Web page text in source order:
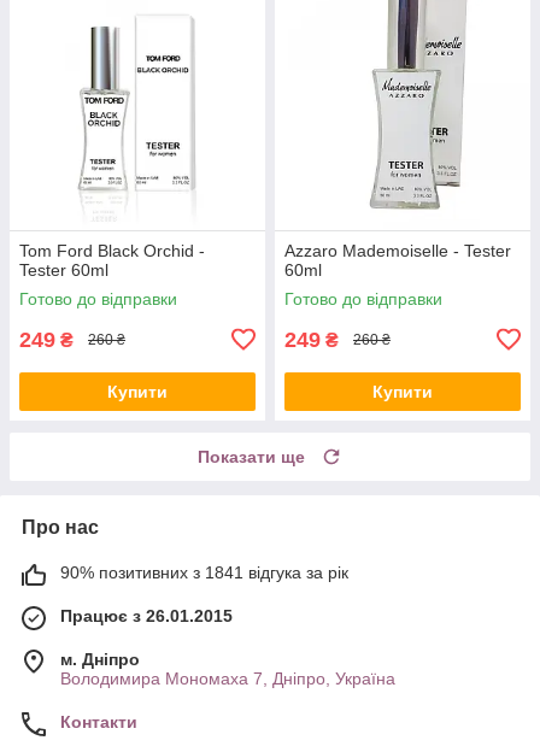
Tom Ford Black Orchid -
Tester 60ml
Готово до відправки
249 ₴ 260 ₴
Купити
Azzaro Mademoiselle - Tester
60ml
Готово до відправки
249 ₴ 260 ₴
Купити
Показати ще
Про нас
90% позитивних з 1841 відгука за рік
Працює з 26.01.2015
м. Дніпро
Володимира Мономаха 7, Дніпро, Україна
Контакти